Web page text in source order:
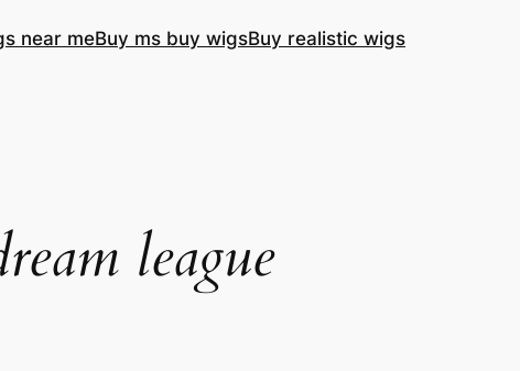
near meBuy ms buy wigsBuy realistic wigs
league